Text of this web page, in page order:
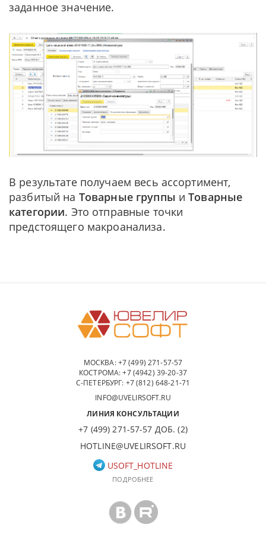
заданное значение.
В результате получаем весь ассортимент,
разбитый на Товарные группы иТоварные
категории. Это отправные точки
предстоящего макроанализа.
ЛИНИЯ КОНСУЛЬТАЦИИ
+7 (499) 271-57-57 ДОБ. (2)
HOTLINE@UVELIRSOFT.RU
USOFT_HOTLINE
ПОДРОБНЕЕ
МОСКВА:+7 (499) 271-57-57
КОСТРОМА:+7 (4942) 39-20-37
С-ПЕТЕРБУРГ: +7 (812) 648-21-71
INFO@UVELIRSOFT.RU